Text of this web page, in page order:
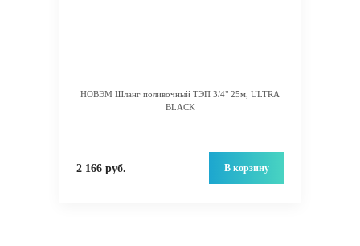
НОВЭМ Шланг поливочный ТЭП 3/4" 25м, ULTRA
BLACK
2 166 руб. В корзину